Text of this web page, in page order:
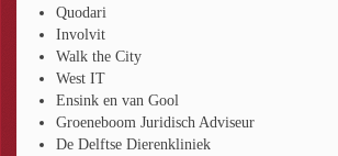
Quodari
Involvit
Walk the City
West IT
Ensink en van Gool
Groeneboom Juridisch Adviseur
De Delftse Dierenkliniek